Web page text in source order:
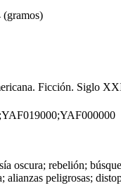
Ficción. Siglo
oscura; rebelión;
alianzas peligrosas;